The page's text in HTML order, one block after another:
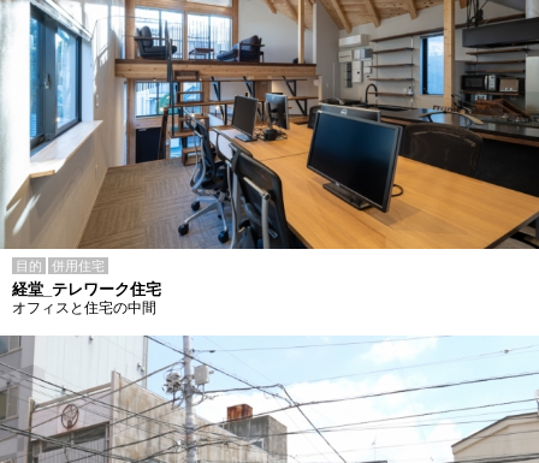
目的 併用住宅
経堂_テレワーク住宅
オフィスと住宅の中間